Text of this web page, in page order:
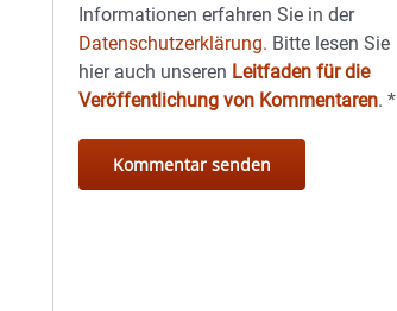
Informationen erfahren Sie in der
Datenschutzerklärung. Bitte lesen Sie
hier auch unseren Leitfaden für die
Veröffentlichung von Kommentaren.*